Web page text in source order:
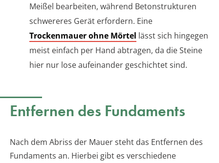
Meißel bearbeiten, während Betonstrukturen
schwereres Gerät erfordern. Eine
Trockenmauer ohne Mörtel lässt sich hingegen
meist einfach per Hand abtragen, da die Steine
hier nur lose aufeinander geschichtet sind.
Entfernen des Fundaments
Nach dem Abriss der Mauer steht das Entfernen des
Fundaments an. Hierbei gibt es verschiedene